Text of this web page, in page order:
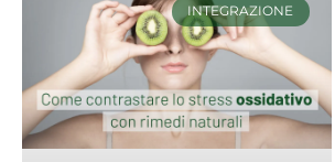
INTEGRAZIONE